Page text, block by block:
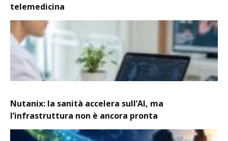
telemedicina
Nutanix: la sanità accelera sull’AI, ma
l’infrastruttura non è ancora pronta